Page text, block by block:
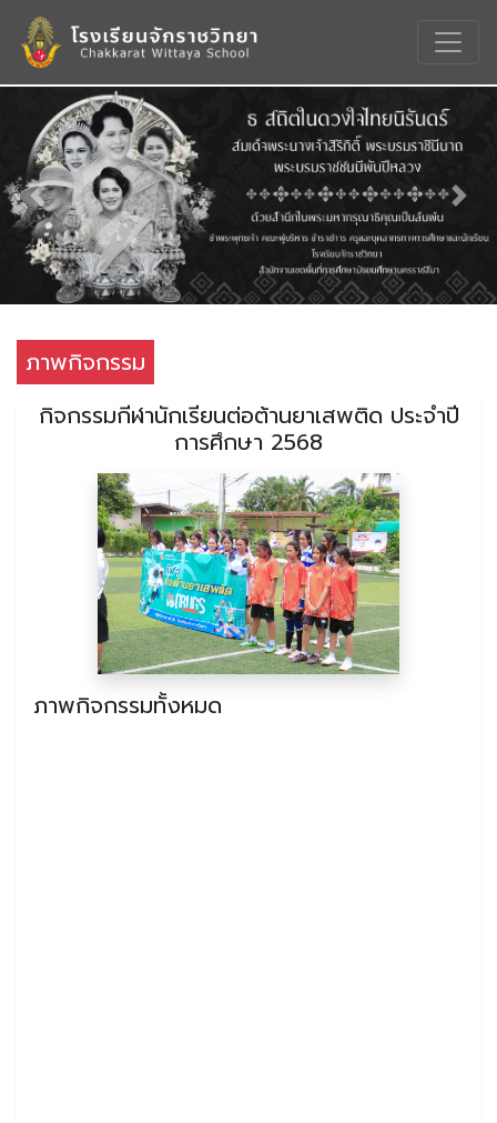
Previous Next
ภาพกิจกรรม
กิจกรรมกีฬานักเรียนต่อต้านยาเสพติด ประจำปี
การศึกษา 2568
ภาพกิจกรรมทั้งหมด